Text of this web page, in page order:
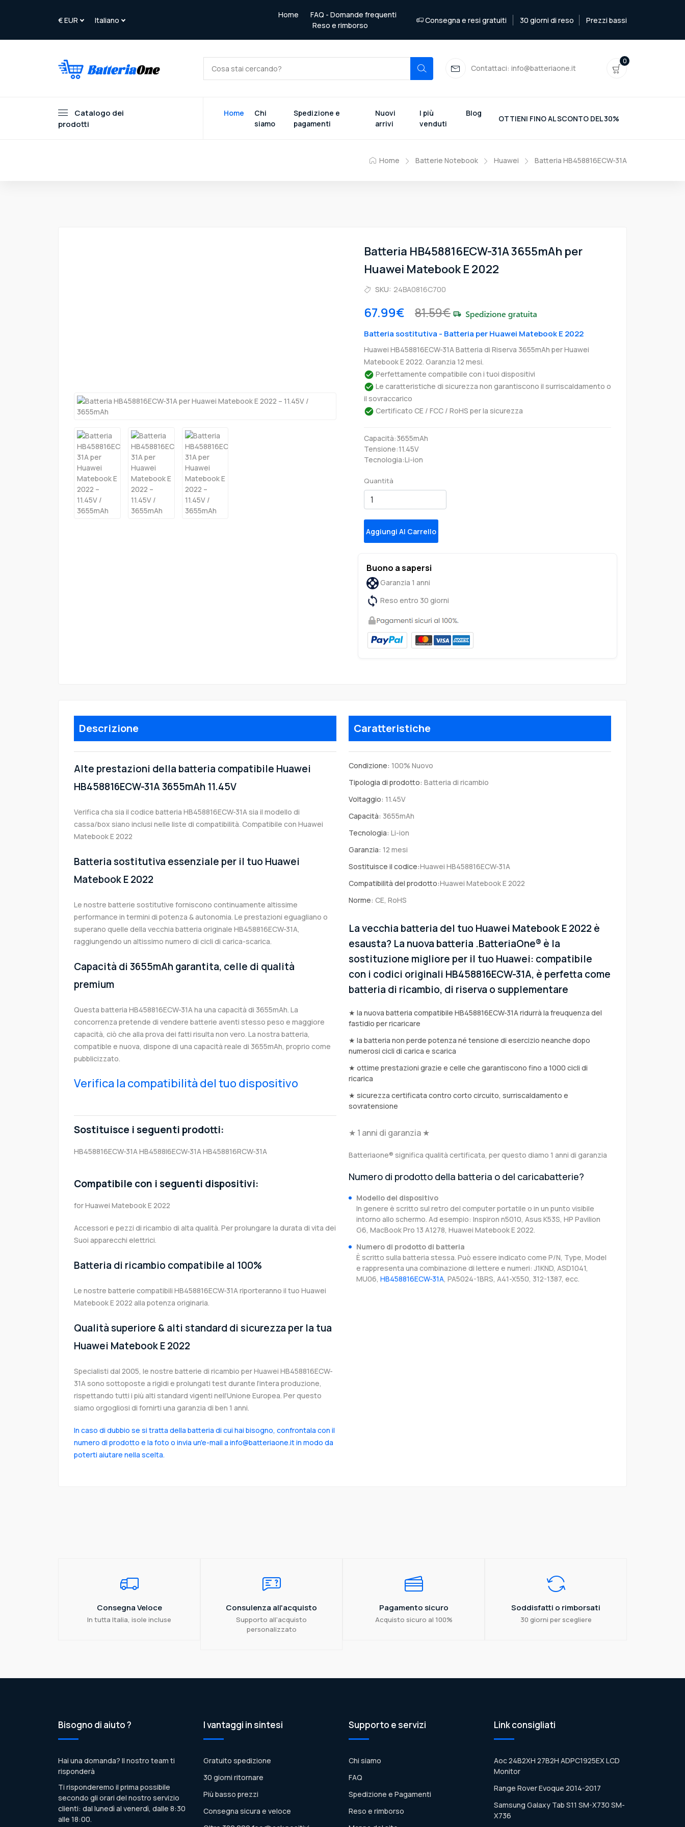
Home
FAQ - Domande frequenti
Reso e rimborso
Consegna e resi gratuiti 30 giorni di reso Prezzi bassi
Contattaci: info@batteriaone.it
0
Catalogo dei
prodotti
Home
Chi
siamo
Spedizione e
pagamenti
Nuovi
arrivi
I più
venduti
Blog
OTTIENI FINO AL SCONTO DEL 30%
Home Batterie Notebook Huawei Batteria HB458816ECW-31A
Batteria HB458816ECW-31A 3655mAh per
Huawei Matebook E 2022
SKU: 24BA0816C700
67.99€ 81.59€
Batteria sostitutiva - Batteria per Huawei Matebook E 2022
Huawei HB458816ECW-31A Batteria di Riserva 3655mAh per Huawei
Matebook E 2022. Garanzia 12 mesi.
Perfettamente compatibile con i tuoi dispositivi
Le caratteristiche di sicurezza non garantiscono il surriscaldamento o
il sovraccarico
Certificato CE / FCC / RoHS per la sicurezza
Capacità:3655mAh
Tensione:11.45V
Tecnologia:Li-ion
Quantità
Aggiungi Al Carrello
Buono a sapersi
Garanzia 1 anni
Reso entro 30 giorni
Descrizione
Alte prestazioni della batteria compatibile Huawei
HB458816ECW-31A 3655mAh 11.45V
Verifica cha sia il codice batteria HB458816ECW-31A sia il modello di
cassa/box siano inclusi nelle liste di compatibilità. Compatibile con Huawei
Matebook E 2022
Batteria sostitutiva essenziale per il tuo Huawei
Matebook E 2022
Le nostre batterie sostitutive forniscono continuamente altissime
performance in termini di potenza & autonomia. Le prestazioni eguagliano o
superano quelle della vecchia batteria originale HB458816ECW-31A,
raggiungendo un altissimo numero di cicli di carica-scarica.
Capacità di 3655mAh garantita, celle di qualità
premium
Questa batteria HB458816ECW-31A ha una capacità di 3655mAh. La
concorrenza pretende di vendere batterie aventi stesso peso e maggiore
capacità, ciò che alla prova dei fatti risulta non vero. La nostra batteria,
compatible e nuova, dispone di una capacità reale di 3655mAh, proprio come
pubblicizzato.
Verifica la compatibilità del tuo dispositivo
Sostituisce i seguenti prodotti:
HB458816ECW-31AHB4588I6ECW-31AHB458816RCW-31A
Compatibile con i seguenti dispositivi:
for Huawei Matebook E 2022
Accessori e pezzi di ricambio di alta qualità. Per prolungare la durata di vita dei
Suoi apparecchi elettrici.
Batteria di ricambio compatibile al 100%
Le nostre batterie compatibili HB458816ECW-31A riporteranno il tuo Huawei
Matebook E 2022 alla potenza originaria.
Qualità superiore & alti standard di sicurezza per la tua
Huawei Matebook E 2022
Specialisti dal 2005, le nostre batterie di ricambio per Huawei HB458816ECW-
31A sono sottoposte a rigidi e prolungati test durante l’intera produzione,
rispettando tutti i più alti standard vigenti nell’Unione Europea. Per questo
siamo orgogliosi di fornirti una garanzia di ben 1 anni.
In caso di dubbio se si tratta della batteria di cui hai bisogno, confrontala con il
numero di prodotto e la foto o invia un'e-mail a info@batteriaone.it in modo da
poterti aiutare nella scelta.
Caratteristiche
Condizione: 100% Nuovo
Tipologia di prodotto: Batteria di ricambio
Voltaggio: 11.45V
Capacità: 3655mAh
Tecnologia: Li-ion
Garanzia: 12 mesi
Sostituisce il codice:Huawei HB458816ECW-31A
Compatibilità del prodotto:Huawei Matebook E 2022
Norme: CE, RoHS
La vecchia batteria del tuo Huawei Matebook E 2022 è
esausta? La nuova batteria .BatteriaOne® è la
sostituzione migliore per il tuo Huawei: compatibile
con i codici originali HB458816ECW-31A, è perfetta come
batteria di ricambio, di riserva o supplementare
★ la nuova batteria compatibile HB458816ECW-31A ridurrà la freuquenza del
fastidio per ricaricare
★ la batteria non perde potenza né tensione di esercizio neanche dopo
numerosi cicli di carica e scarica
★ ottime prestazioni grazie e celle che garantiscono fino a 1000 cicli di
ricarica
★ sicurezza certificata contro corto circuito, surriscaldamento e
sovratensione
★ 1 anni di garanzia ★
Batteriaone® significa qualità certificata, per questo diamo 1 anni di garanzia
Numero di prodotto della batteria o del caricabatterie?
Modello del dispositivo
In genere è scritto sul retro del computer portatile o in un punto visibile
intorno allo schermo. Ad esempio: Inspiron n5010, Asus K53S, HP Pavilion
G6, MacBook Pro 13 A1278, Huawei Matebook E 2022.
Numero di prodotto di batteria
È scritto sulla batteria stessa. Può essere indicato come P/N, Type, Model
e rappresenta una combinazione di lettere e numeri: J1KND, ASD1041,
MU06, HB458816ECW-31A, PA5024-1BRS, A41-X550, 312-1387, ecc.
Consegna Veloce
In tutta Italia, isole incluse
Consulenza all'acquisto
Supporto all'acquisto
personalizzato
Pagamento sicuro
Acquisto sicuro al 100%
Soddisfatti o rimborsati
30 giorni per scegliere
Bisogno di aiuto ?
Hai una domanda? Il nostro team ti
risponderà
Ti risponderemo il prima possibile
secondo gli orari del nostro servizio
clienti: dal lunedì al venerdì, dalle 8:30
alle 18:00.
I vantaggi in sintesi
Gratuito spedizione
30 giorni ritornare
Più basso prezzi
Consegna sicura e veloce
Supporto e servizi
Chi siamo
FAQ
Spedizione e Pagamenti
Reso e rimborso
Link consigliati
Aoc 24B2XH 27B2H ADPC1925EX LCD
Monitor
Range Rover Evoque 2014-2017
Samsung Galaxy Tab S11 SM-X730 SM-
X736